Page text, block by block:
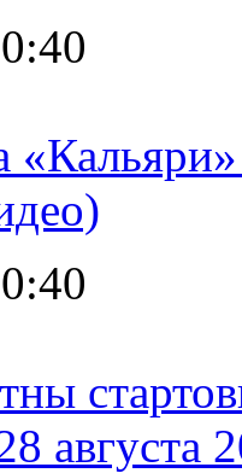
августа